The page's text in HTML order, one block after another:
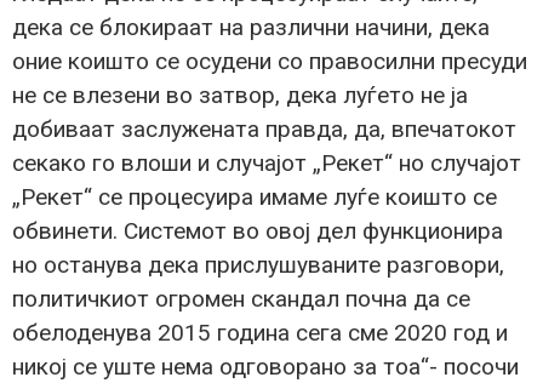
дека се блокираат на различни начини, дека
оние коишто се осудени со правосилни пресуди
не се влезени во затвор, дека луѓето не ја
добиваат заслужената правда, да, впечатокот
секако го влоши и случајот „Рекет“ но случајот
„Рекет“ се процесуира имаме луѓе коишто се
обвинети. Системот во овој дел функционира
но останува дека прислушуваните разговори,
политичкиот огромен скандал почна да се
обелоденува 2015 година сега сме 2020 год и
никој се уште нема одговорано за тоа“- посочи